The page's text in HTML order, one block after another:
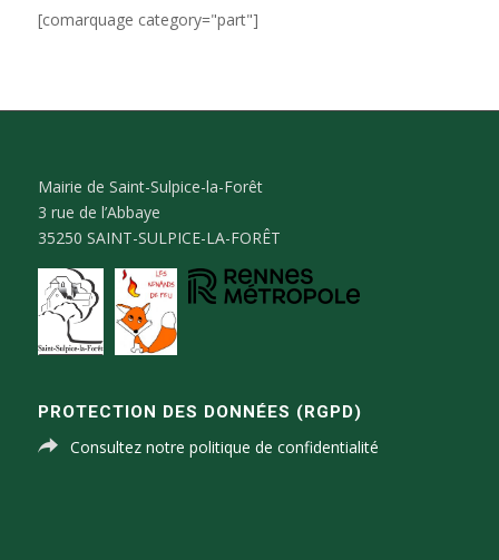
[comarquage category="part"]
Mairie de Saint-Sulpice-la-Forêt
3 rue de l’Abbaye
35250 SAINT-SULPICE-LA-FORÊT
PROTECTION DES DONNÉES (RGPD)
Consultez notre politique de confidentialité